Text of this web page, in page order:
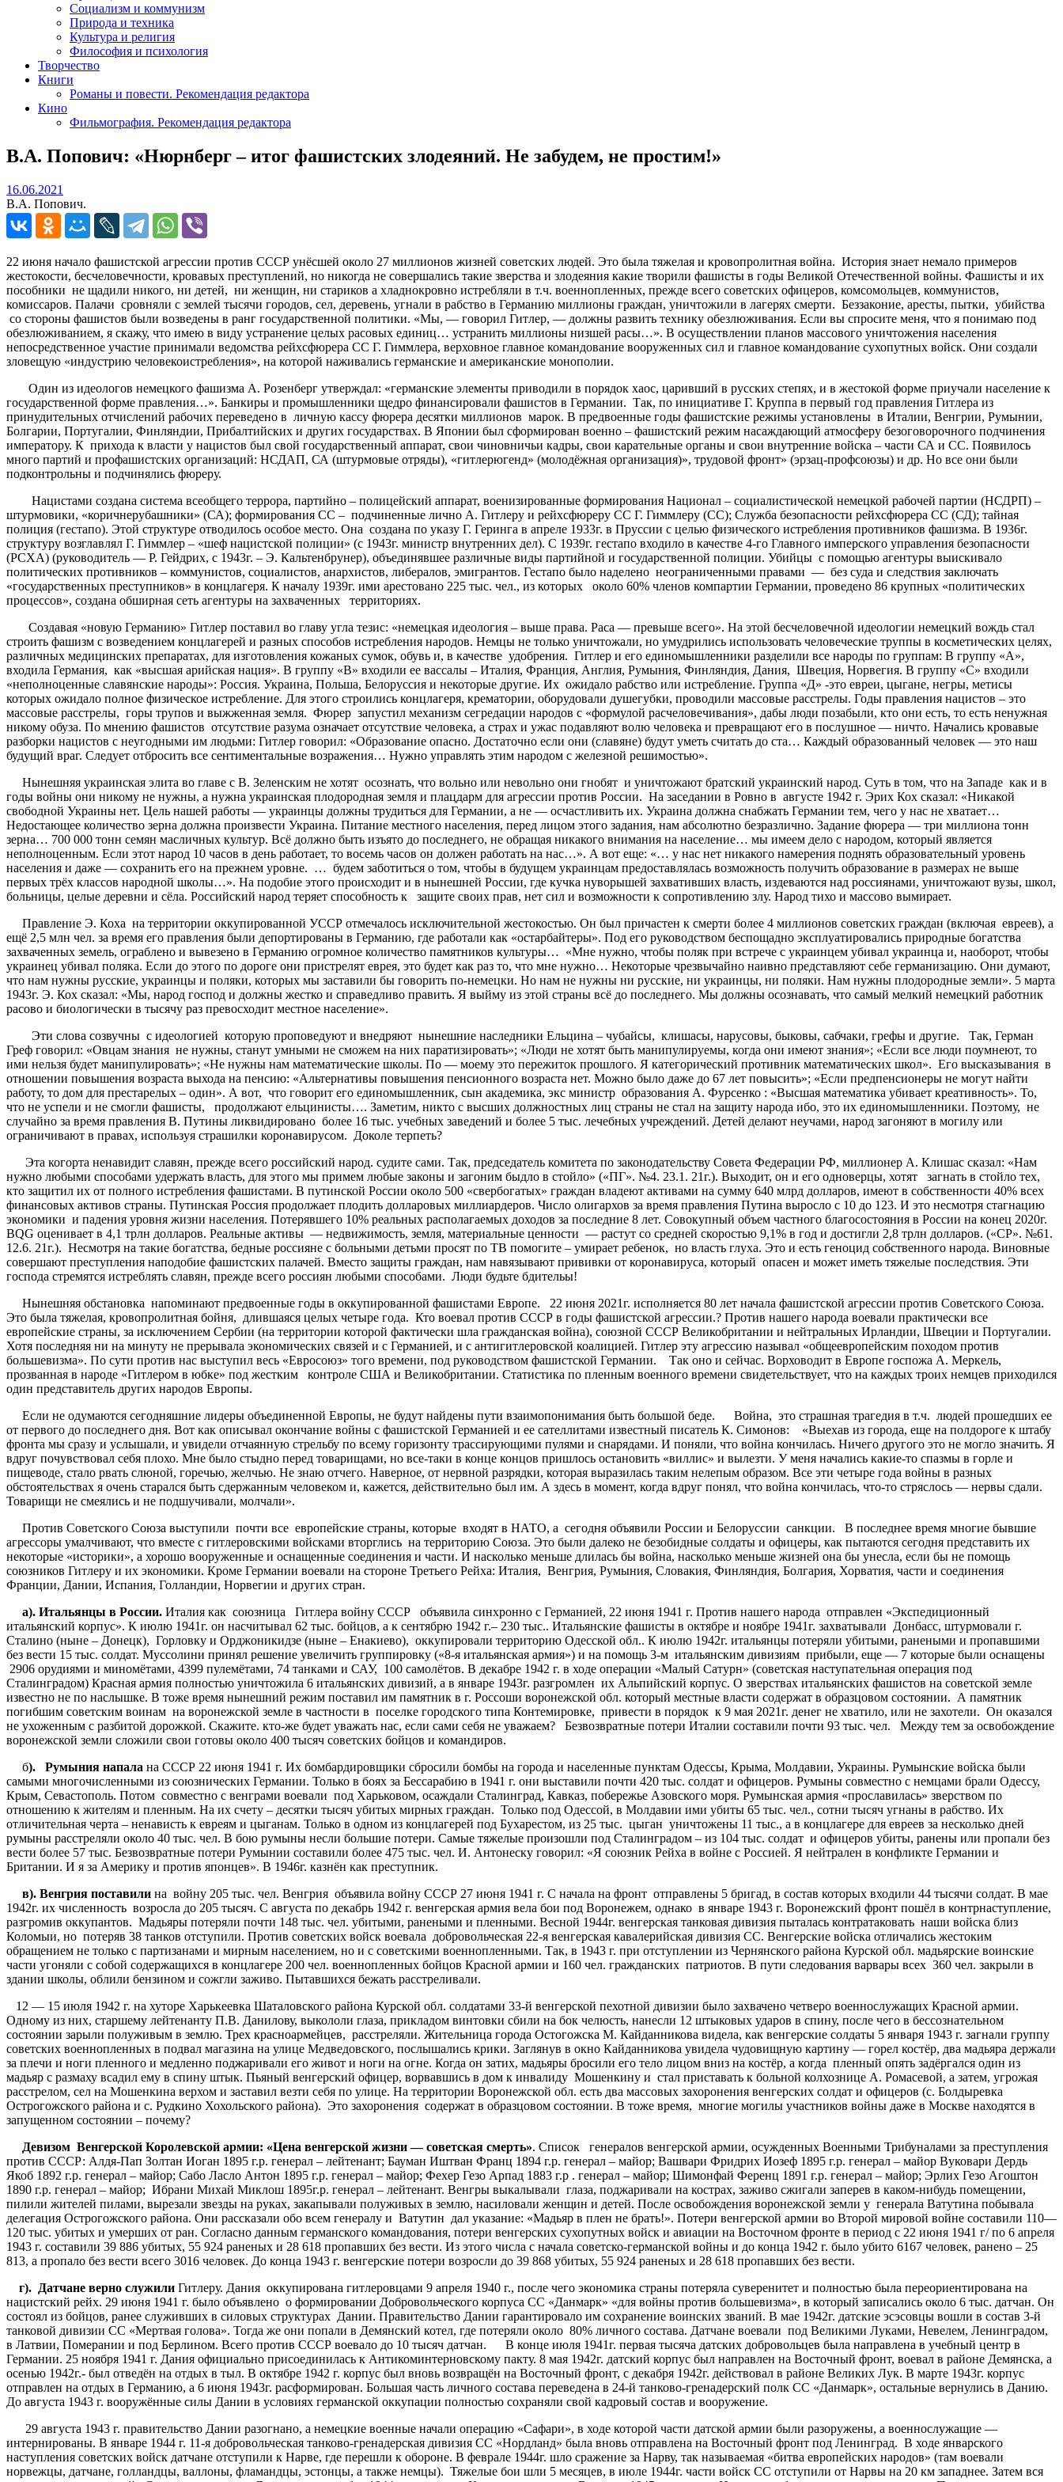
Социализм и коммунизм
Природа и техника
Культура и религия
Философия и психология
Творчество
Книги
Романы и повести. Рекомендация редактора
Кино
Фильмография. Рекомендация редактора
В.А. Попович: «Нюрнберг – итог фашистских злодеяний. Не забудем, не простим!»
16.06.2021
В.А. Попович.
22 июня начало фашистской агрессии против СССР унёсшей около 27 миллионов жизней советских людей. Это была тяжелая и кровопролитная война. История знает немало примеров
жестокости, бесчеловечности, кровавых преступлений, но никогда не совершались такие зверства и злодеяния какие творили фашисты в годы Великой Отечественной войны. Фашисты и их
пособники не щадили никого, ни детей, ни женщин, ни стариков а хладнокровно истребляли в т.ч. военнопленных, прежде всего советских офицеров, комсомольцев, коммунистов,
комиссаров. Палачи сровняли с землей тысячи городов, сел, деревень, угнали в рабство в Германию миллионы граждан, уничтожили в лагерях смерти. Беззаконие, аресты, пытки, убийства
со стороны фашистов были возведены в ранг государственной политики. «Мы, — говорил Гитлер, — должны развить технику обезлюживания. Если вы спросите меня, что я понимаю под
обезлюживанием, я скажу, что имею в виду устранение целых расовых единиц… устранить миллионы низшей расы…». В осуществлении планов массового уничтожения населения
непосредственное участие принимали ведомства рейхсфюрера СС Г. Гиммлера, верховное главное командование вооруженных сил и главное командование сухопутных войск. Они создали
зловещую «индустрию человекоистребления», на которой наживались германские и американские монополии.
Один из идеологов немецкого фашизма А. Розенберг утверждал: «германские элементы приводили в порядок хаос, царивший в русских степях, и в жестокой форме приучали население к
государственной форме правления…». Банкиры и промышленники щедро финансировали фашистов в Германии. Так, по инициативе Г. Круппа в первый год правления Гитлера из
принудительных отчислений рабочих переведено в личную кассу фюрера десятки миллионов марок. В предвоенные годы фашистские режимы установлены в Италии, Венгрии, Румынии,
Болгарии, Португалии, Финляндии, Прибалтийских и других государствах. В Японии был сформирован военно – фашистский режим насаждающий атмосферу безоговорочного подчинения
императору. К прихода к власти у нацистов был свой государственный аппарат, свои чиновничьи кадры, свои карательные органы и свои внутренние войска – части СА и СС. Появилось
много партий и профашистских организаций: НСДАП, СА (штурмовые отряды), «гитлерюгенд» (молодёжная организация)», трудовой фронт» (эрзац-профсоюзы) и др. Но все они были
подконтрольны и подчинялись фюреру.
Нацистами создана система всеобщего террора, партийно – полицейский аппарат, военизированные формирования Национал – социалистической немецкой рабочей партии (НСДРП) –
штурмовики, «коричнерубашники» (СА); формирования СС – подчиненные лично А. Гитлеру и рейхсфюреру СС Г. Гиммлеру (СС); Служба безопасности рейхсфюрера СС (СД); тайная
полиция (гестапо). Этой структуре отводилось особое место. Она создана по указу Г. Геринга в апреле 1933г. в Пруссии с целью физического истребления противников фашизма. В 1936г.
структуру возглавлял Г. Гиммлер – «шеф нацистской полиции» (с 1943г. министр внутренних дел). С 1939г. гестапо входило в качестве 4-го Главного имперского управления безопасности
(РСХА) (руководитель — Р. Гейдрих, с 1943г. – Э. Кальтенбрунер), объединявшее различные виды партийной и государственной полиции. Убийцы с помощью агентуры выискивало
политических противников – коммунистов, социалистов, анархистов, либералов, эмигрантов. Гестапо было наделено неограниченными правами — без суда и следствия заключать
«государственных преступников» в концлагеря. К началу 1939г. ими арестовано 225 тыс. чел., из которых около 60% членов компартии Германии, проведено 86 крупных «политических
процессов», создана обширная сеть агентуры на захваченных территориях.
Создавая «новую Германию» Гитлер поставил во главу угла тезис: «немецкая идеология – выше права. Раса — превыше всего». На этой бесчеловечной идеологии немецкий вождь стал
строить фашизм с возведением концлагерей и разных способов истребления народов. Немцы не только уничтожали, но умудрились использовать человеческие труппы в косметических целях,
различных медицинских препаратах, для изготовления кожаных сумок, обувь и, в качестве удобрения. Гитлер и его единомышленники разделили все народы по группам: В группу «А»,
входила Германия, как «высшая арийская нация». В группу «В» входили ее вассалы – Италия, Франция, Англия, Румыния, Финляндия, Дания, Швеция, Норвегия. В группу «С» входили
«неполноценные славянские народы»: Россия. Украина, Польша, Белоруссия и некоторые другие. Их ожидало рабство или истребление. Группа «Д» -это евреи, цыгане, негры, метисы
которых ожидало полное физическое истребление. Для этого строились концлагеря, крематории, оборудовали душегубки, проводили массовые расстрелы. Годы правления нацистов – это
массовые расстрелы, горы трупов и выжженная земля. Фюрер запустил механизм сегредации народов с «формулой расчеловечивания», дабы люди позабыли, кто они есть, то есть ненужная
никому обуза. По мнению фашистов отсутствие разума означает отсутствие человека, а страх и ужас подавляют волю человека и превращают его в послушное — ничто. Начались кровавые
разборки нацистов с неугодными им людьми: Гитлер говорил: «Образование опасно. Достаточно если они (славяне) будут уметь считать до ста… Каждый образованный человек — это наш
будущий враг. Следует отбросить все сентиментальные возражения… Нужно управлять этим народом с железной решимостью».
Нынешняя украинская элита во главе с В. Зеленским не хотят осознать, что вольно или невольно они гнобят и уничтожают братский украинский народ. Суть в том, что на Западе как и в
годы войны они никому не нужны, а нужна украинская плодородная земля и плацдарм для агрессии против России. На заседании в Ровно в августе 1942 г. Эрих Кох сказал: «Никакой
свободной Украины нет. Цель нашей работы — украинцы должны трудиться для Германии, а не — осчастливить их. Украина должна снабжать Германии тем, чего у нас не хватает…
Недостающее количество зерна должна произвести Украина. Питание местного населения, перед лицом этого задания, нам абсолютно безразлично. Задание фюрера — три миллиона тонн
зерна… 700 000 тонн семян масличных культур. Всё должно быть изъято до последнего, не обращая никакого внимания на население… мы имеем дело с народом, который является
неполноценным. Если этот народ 10 часов в день работает, то восемь часов он должен работать на нас…». А вот еще: «… у нас нет никакого намерения поднять образовательный уровень
населения и даже — сохранить его на прежнем уровне. … будем заботиться о том, чтобы в будущем украинцам предоставлялась возможность получить образование в размерах не выше
первых трёх классов народной школы…». На подобие этого происходит и в нынешней России, где кучка нуворышей захвативших власть, издеваются над россиянами, уничтожают вузы, школ,
больницы, целые деревни и сёла. Российский народ теряет способность к защите своих прав, нет сил и возможности к сопротивлению злу. Народ тихо и массово вымирает.
Правление Э. Коха на территории оккупированной УССР отмечалось исключительной жестокостью. Он был причастен к смерти более 4 миллионов советских граждан (включая евреев), а
ещё 2,5 млн чел. за время его правления были депортированы в Германию, где работали как «остарбайтеры». Под его руководством беспощадно эксплуатировались природные богатства
захваченных земель, ограблено и вывезено в Германию огромное количество памятников культуры… «Мне нужно, чтобы поляк при встрече с украинцем убивал украинца и, наоборот, чтобы
украинец убивал поляка. Если до этого по дороге они пристрелят еврея, это будет как раз то, что мне нужно… Некоторые чрезвычайно наивно представляют себе германизацию. Они думают,
что нам нужны русские, украинцы и поляки, которых мы заставили бы говорить по-немецки. Но нам не нужны ни русские, ни украинцы, ни поляки. Нам нужны плодородные земли». 5 марта
1943г. Э. Кох сказал: «Мы, народ господ и должны жестко и справедливо править. Я выйму из этой страны всё до последнего. Мы должны осознавать, что самый мелкий немецкий работник
расово и биологически в тысячу раз превосходит местное население».
Эти слова созвучны с идеологией которую проповедуют и внедряют нынешние наследники Ельцина – чубайсы, клишасы, нарусовы, быковы, сабчаки, грефы и другие. Так, Герман
Греф говорил: «Овцам знания не нужны, станут умными не сможем на них паратизировать»; «Люди не хотят быть манипулируемы, когда они имеют знания»; «Если все люди поумнеют, то
ими нельзя будет манипулировать»; «Не нужны нам математические школы. По — моему это пережиток прошлого. Я категорический противник математических школ». Его высказывания в
отношении повышения возраста выхода на пенсию: «Альтернативы повышения пенсионного возраста нет. Можно было даже до 67 лет повысить»; «Если предпенсионеры не могут найти
работу, то дом для престарелых – один». А вот, что говорит его единомышленник, сын академика, экс министр образования А. Фурсенко : «Высшая математика убивает креативность». То,
что не успели и не смогли фашисты, продолжают ельцинисты…. Заметим, никто с высших должностных лиц страны не стал на защиту народа ибо, это их единомышленники. Поэтому, не
случайно за время правления В. Путины ликвидировано более 16 тыс. учебных заведений и более 5 тыс. лечебных учреждений. Детей делают неучами, народ загоняют в могилу или
ограничивают в правах, используя страшилки коронавирусом. Доколе терпеть?
Эта когорта ненавидит славян, прежде всего российский народ. судите сами. Так, председатель комитета по законодательству Совета Федерации РФ, миллионер А. Клишас сказал: «Нам
нужно любыми способами удержать власть, для этого мы примем любые законы и загоним быдло в стойло» («ПГ». №4. 23.1. 21г.). Выходит, он и его одноверцы, хотят загнать в стойло тех,
кто защитил их от полного истребления фашистами. В путинской России около 500 «свербогатых» граждан владеют активами на сумму 640 млрд долларов, имеют в собственности 40% всех
финансовых активов страны. Путинская Россия продолжает плодить долларовых миллиардеров. Число олигархов за время правления Путина выросло с 10 до 123. И это несмотря стагнацию
экономики и падения уровня жизни населения. Потерявшего 10% реальных располагаемых доходов за последние 8 лет. Совокупный объем частного благосостояния в России на конец 2020г.
BQG оценивает в 4,1 трлн долларов. Реальные активы — недвижимость, земля, материальные ценности — растут со средней скоростью 9,1% в год и достигли 2,8 трлн долларов. («СР». №61.
12.6. 21г.). Несмотря на такие богатства, бедные россияне с больными детьми просят по ТВ помогите – умирает ребенок, но власть глуха. Это и есть геноцид собственного народа. Виновные
совершают преступления наподобие фашистских палачей. Вместо защиты граждан, нам навязывают прививки от коронавируса, который опасен и может иметь тяжелые последствия. Эти
господа стремятся истреблять славян, прежде всего россиян любыми способами. Люди будьте бдительы!
Нынешняя обстановка напоминают предвоенные годы в оккупированной фашистами Европе. 22 июня 2021г. исполняется 80 лет начала фашистской агрессии против Советского Союза.
Это была тяжелая, кровопролитная бойня, длившаяся целых четыре года. Кто воевал против СССР в годы фашистской агрессии.? Против нашего народа воевали практически все
европейские страны, за исключением Сербии (на территории которой фактически шла гражданская война), союзной СССР Великобритании и нейтральных Ирландии, Швеции и Португалии.
Хотя последняя ни на минуту не прерывала экономических связей и с Германией, и с антигитлеровской коалицией. Гитлер эту агрессию называл «общеевропейским походом против
большевизма». По сути против нас выступил весь «Евросоюз» того времени, под руководством фашистской Германии. Так оно и сейчас. Ворховодит в Европе госпожа А. Меркель,
прозванная в народе «Гитлером в юбке» под жестким контроле США и Великобритании. Статистика по пленным военного времени свидетельствует, что на каждых троих немцев приходился
один представитель других народов Европы.
Если не одумаются сегодняшние лидеры объединенной Европы, не будут найдены пути взаимопонимания быть большой беде. Война, это страшная трагедия в т.ч. людей прошедших ее
от первого до последнего дня. Вот как описывал окончание войны с фашистской Германией и ее сателлитами известный писатель К. Симонов: «Выехав из города, еще на полдороге к штабу
фронта мы сразу и услышали, и увидели отчаянную стрельбу по всему горизонту трассирующими пулями и снарядами. И поняли, что война кончилась. Ничего другого это не могло значить. Я
вдруг почувствовал себя плохо. Мне было стыдно перед товарищами, но все-таки в конце концов пришлось остановить «виллис» и вылезти. У меня начались какие-то спазмы в горле и
пищеводе, стало рвать слюной, горечью, желчью. Не знаю отчего. Наверное, от нервной разрядки, которая выразилась таким нелепым образом. Все эти четыре года войны в разных
обстоятельствах я очень старался быть сдержанным человеком и, кажется, действительно был им. А здесь в момент, когда вдруг понял, что война кончилась, что-то стряслось — нервы сдали.
Товарищи не смеялись и не подшучивали, молчали».
Против Советского Союза выступили почти все европейские страны, которые входят в НАТО, а сегодня объявили России и Белоруссии санкции. В последнее время многие бывшие
агрессоры умалчивают, что вместе с гитлеровскими войсками вторглись на территорию Союза. Это были далеко не безобидные солдаты и офицеры, как пытаются сегодня представить их
некоторые «историки», а хорошо вооруженные и оснащенные соединения и части. И насколько меньше длилась бы война, насколько меньше жизней она бы унесла, если бы не помощь
союзников Гитлеру и их экономики. Кроме Германии воевали на стороне Третьего Рейха: Италия, Венгрия, Румыния, Словакия, Финляндия, Болгария, Хорватия, части и соединения
Франции, Дании, Испания, Голландии, Норвегии и других стран.
а). Итальянцы в России. Италия как союзница Гитлера войну СССР объявила синхронно с Германией, 22 июня 1941 г. Против нашего народа отправлен «Экспедиционный
итальянский корпус». К июлю 1941г. он насчитывал 62 тыс. бойцов, а к сентябрю 1942 г.– 230 тыс.. Итальянские фашисты в октябре и ноябре 1941г. захватывали Донбасс, штурмовали г.
Сталино (ныне – Донецк), Горловку и Орджоникидзе (ныне – Енакиево), оккупировали территорию Одесской обл.. К июлю 1942г. итальянцы потеряли убитыми, ранеными и пропавшими
без вести 15 тыс. солдат. Муссолини принял решение увеличить группировку («8-я итальянская армия») и на помощь 3-м итальянским дивизиям прибыли, еще — 7 которые были оснащены
2906 орудиями и миномётами, 4399 пулемётами, 74 танками и САУ, 100 самолётов. В декабре 1942 г. в ходе операции «Малый Сатурн» (советская наступательная операция под
Сталинградом) Красная армия полностью уничтожила 6 итальянских дивизий, а в январе 1943г. разгромлен их Альпийский корпус. О зверствах итальянских фашистов на советской земле
известно не по наслышке. В тоже время нынешний режим поставил им памятник в г. Россоши воронежской обл. который местные власти содержат в образцовом состоянии. А памятник
погибшим советским воинам на воронежской земле в частности в поселке городского типа Контемировке, привести в порядок к 9 мая 2021г. денег не хватило, или не захотели. Он оказался
не ухоженным с разбитой дорожкой. Скажите. кто-же будет уважать нас, если сами себя не уважаем? Безвозвратные потери Италии составили почти 93 тыс. чел. Между тем за освобождение
воронежской земли сложили свои готовы около 400 тысяч советских бойцов и командиров.
б). Румыния напала на СССР 22 июня 1941 г. Их бомбардировщики сбросили бомбы на города и населенные пунктам Одессы, Крыма, Молдавии, Украины. Румынские войска были
самыми многочисленными из союзнических Германии. Только в боях за Бессарабию в 1941 г. они выставили почти 420 тыс. солдат и офицеров. Румыны совместно с немцами брали Одессу,
Крым, Севастополь. Потом совместно с венграми воевали под Харьковом, осаждали Сталинград, Кавказ, побережье Азовского моря. Румынская армия «прославилась» зверством по
отношению к жителям и пленным. На их счету – десятки тысяч убитых мирных граждан. Только под Одессой, в Молдавии ими убиты 65 тыс. чел., сотни тысяч угнаны в рабство. Их
отличительная черта – ненависть к евреям и цыганам. Только в одном из концлагерей под Бухарестом, из 25 тыс. цыган уничтожены 11 тыс., а в концлагере для евреев за несколько дней
румыны расстреляли около 40 тыс. чел. В бою румыны несли большие потери. Самые тяжелые произошли под Сталинградом – из 104 тыс. солдат и офицеров убиты, ранены или пропали без
вести более 57 тыс. Безвозвратные потери Румынии составили более 475 тыс. чел. И. Антонеску говорил: «Я союзник Рейха в войне с Россией. Я нейтрален в конфликте Германии и
Британии. И я за Америку и против японцев». В 1946г. казнён как преступник.
в). Венгрия поставили на войну 205 тыс. чел. Венгрия объявила войну СССР 27 июня 1941 г. С начала на фронт отправлены 5 бригад, в состав которых входили 44 тысячи солдат. В мае
1942г. их численность возросла до 205 тысяч. С августа по декабрь 1942 г. венгерская армия вела бои под Воронежем, однако в январе 1943 г. Воронежский фронт пошёл в контрнаступление,
разгромив оккупантов. Мадьяры потеряли почти 148 тыс. чел. убитыми, ранеными и пленными. Весной 1944г. венгерская танковая дивизия пыталась контратаковать наши войска близ
Коломыи, но потеряв 38 танков отступили. Против советских войск воевала добровольческая 22-я венгерская кавалерийская дивизия СС. Венгерские войска отличались жестоким
обращением не только с партизанами и мирным населением, но и с советскими военнопленными. Так, в 1943 г. при отступлении из Чернянского района Курской обл. мадьярские воинские
части угоняли с собой содержащихся в концлагере 200 чел. военнопленных бойцов Красной армии и 160 чел. гражданских патриотов. В пути следования варвары всех 360 чел. закрыли в
здании школы, облили бензином и сожгли заживо. Пытавшихся бежать расстреливали.
12 — 15 июля 1942 г. на хуторе Харькеевка Шаталовского района Курской обл. солдатами 33-й венгерской пехотной дивизии было захвачено четверо военнослужащих Красной армии.
Одному из них, старшему лейтенанту П.В. Данилову, выкололи глаза, прикладом винтовки сбили на бок челюсть, нанесли 12 штыковых ударов в спину, после чего в бессознательном
состоянии зарыли полуживым в землю. Трех красноармейцев, расстреляли. Жительница города Остогожска М. Кайданникова видела, как венгерские солдаты 5 января 1943 г. загнали группу
советских военнопленных в подвал магазина на улице Медведовского, послышались крики. Заглянув в окно Кайданникова увидела чудовищную картину — горел костёр, два мадьяра держали
за плечи и ноги пленного и медленно поджаривали его живот и ноги на огне. Когда он затих, мадьяры бросили его тело лицом вниз на костёр, а когда пленный опять задёргался один из
мадьяр с размаху всадил ему в спину штык. Пьяный венгерский офицер, ворвавшись в дом к инвалиду Мошенкину и стал приставать к больной колхознице А. Ромасевой, а затем, угрожая
расстрелом, сел на Мошенкина верхом и заставил везти себя по улице. На территории Воронежской обл. есть два массовых захоронения венгерских солдат и офицеров (с. Болдыревка
Острогожского района и с. Рудкино Хохольского района). Это захоронения содержат в образцовом состоянии. В тоже время, многие могилы участников войны даже в Москве находятся в
запущенном состоянии – почему?
Девизом Венгерской Королевской армии: «Цена венгерской жизни—советская смерть». Список генералов венгерской армии, осужденных Военными Трибуналами за преступления
против СССР: Алдя-Пап Золтан Иоган 1895 г.р. генерал – лейтенант; Бауман Иштван Франц 1894 г.р. генерал – майор; Вашвари Фридрих Иозеф 1895 г.р. генерал – майор Вуковари Дердь
Якоб 1892 г.р. генерал – майор; Сабо Ласло Антон 1895 г.р. генерал – майор; Фехер Гезо Арпад 1883 г.р . генерал – майор; Шимонфай Ференц 1891 г.р. генерал – майор; Эрлих Гезо Агоштон
1890 г.р. генерал – майор; Ибрани Михай Миклош 1895г.р. генерал – лейтенант. Венгры выкалывали глаза, поджаривали на кострах, заживо сжигали заперев в каком-нибудь помещении,
пилили жителей пилами, вырезали звезды на руках, закапывали полуживых в землю, насиловали женщин и детей. После освобождения воронежской земли у генерала Ватутина побывала
делегация Острогожского района. Они рассказали обо всем генералу и Ватутин дал указание: «Мадьяр в плен не брать!». Потери венгерской армии во Второй мировой войне составили 110—
120 тыс. убитых и умерших от ран. Согласно данным германского командования, потери венгерских сухопутных войск и авиации на Восточном фронте в период с 22 июня 1941 г/ по 6 апреля
1943 г. составили 39 886 убитых, 55 924 раненых и 28 618 пропавших без вести. Из этого числа с начала советско-германской войны и до конца 1942 г. было убито 6167 человек, ранено – 25
813, а пропало без вести всего 3016 человек. До конца 1943 г. венгерские потери возросли до 39 868 убитых, 55 924 раненых и 28 618 пропавших без вести.
г). Датчане верно служили Гитлеру. Дания оккупирована гитлеровцами 9 апреля 1940 г., после чего экономика страны потеряла суверенитет и полностью была переориентирована на
нацистский рейх. 29 июня 1941 г. было объявлено о формировании Добровольческого корпуса СС «Данмарк» «для войны против большевизма», в который записались около 6 тыс. датчан. Он
состоял из бойцов, ранее служивших в силовых структурах Дании. Правительство Дании гарантировало им сохранение воинских званий. В мае 1942г. датские эсэсовцы вошли в состав 3-й
танковой дивизии СС «Мертвая голова». Тогда же они попали в Демянский котел, где потеряли около 80% личного состава. Датчане воевали под Великими Луками, Невелем, Ленинградом,
в Латвии, Померании и под Берлином. Всего против СССР воевало до 10 тысяч датчан. В конце июля 1941г. первая тысяча датских добровольцев была направлена в учебный центр в
Германии. 25 ноября 1941 г. Дания официально присоединилась к Антикоминтерновскому пакту. 8 мая 1942г. датский корпус был направлен на Восточный фронт, воевал в районе Демянска, а
осенью 1942г.- был отведён на отдых в тыл. В октябре 1942 г. корпус был вновь возвращён на Восточный фронт, с декабря 1942г. действовал в районе Великих Лук. В марте 1943г. корпус
отправлен на отдых в Германию, а 6 июня 1943г. расформирован. Большая часть личного состава переведена в 24-й танково-гренадерский полк СС «Данмарк», остальные вернулись в Данию.
До августа 1943 г. вооружённые силы Дании в условиях германской оккупации полностью сохраняли свой кадровый состав и вооружение.
29 августа 1943 г. правительство Дании разогнано, а немецкие военные начали операцию «Сафари», в ходе которой части датской армии были разоружены, а военнослужащие —
интернированы. В январе 1944 г. 11-я добровольческая танково-гренадерская дивизия СС «Нордланд» была вновь отправлена на Восточный фронт под Ленинград. В ходе январского
наступления советских войск датчане отступили к Нарве, где перешли к обороне. В феврале 1944г. шло сражение за Нарву, так называемая «битва европейских народов» (там воевали
норвежцы, датчане, голландцы, валлоны, фламандцы, эстонцы, а также немцы). Тяжелые бои шли 5 месяцев, в июле 1944г. части войск СС отступили от Нарвы на 20 км западнее. Затем вся